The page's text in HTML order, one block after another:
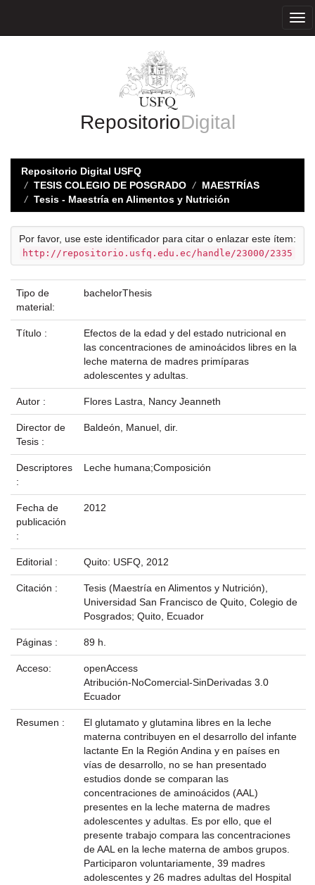
RepositorioDigital
Repositorio Digital USFQ
TESIS COLEGIO DE POSGRADO
MAESTRÍAS
Tesis - Maestría en Alimentos y Nutrición
Por favor, use este identificador para citar o enlazar este ítem:
http://repositorio.usfq.edu.ec/handle/23000/2335
Tipo de
material:
bachelorThesis
Título :
Efectos de la edad y del estado nutricional en
las concentraciones de aminoácidos libres en la
leche materna de madres primíparas
adolescentes y adultas.
Autor : Flores Lastra, Nancy Jeanneth
Director de
Tesis :
Baldeón, Manuel, dir.
Descriptores
:
Leche humana;Composición
Fecha de
publicación
:
2012
Editorial : Quito: USFQ, 2012
Citación :
Tesis (Maestría en Alimentos y Nutrición),
Universidad San Francisco de Quito, Colegio de
Posgrados; Quito, Ecuador
Páginas : 89 h.
Acceso:
openAccess
Atribución-NoComercial-SinDerivadas 3.0
Ecuador
Resumen :
El glutamato y glutamina libres en la leche
materna contribuyen en el desarrollo del infante
lactante En la Región Andina y en países en
vías de desarrollo, no se han presentado
estudios donde se comparan las
concentraciones de aminoácidos (AAL)
presentes en la leche materna de madres
adolescentes y adultas. Es por ello, que el
presente trabajo compara las concentraciones
de AAL en la leche materna de ambos grupos.
Participaron voluntariamente, 39 madres
adolescentes y 26 madres adultas del Hospital